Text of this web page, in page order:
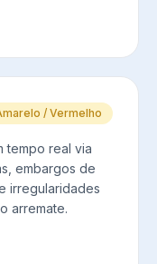
/ Vermelho
tempo real via
embargos de
irregularidades
arremate.